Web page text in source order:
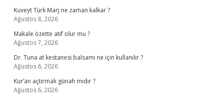
Kuveyt Türk Marj ne zaman kalkar ?
Ağustos 8, 2026
Makale özette atıf olur mu ?
Ağustos 7, 2026
Dr. Tuna at kestanesi balsamı ne için kullanılır ?
Ağustos 6, 2026
Kur’an açtırmak günah mıdır ?
Ağustos 6, 2026